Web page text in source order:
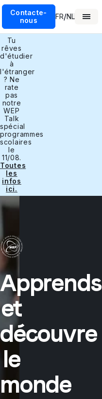
Contacte-
nous
FR/NL
Tu
rêves
d'étudier
à
l'étranger
? Ne
rate
pas
notre
WEP
Talk
spécial
programmes
scolaires
le
11/08.
Toutes
les
infos
ici.
Apprends
et
découvre
le
monde